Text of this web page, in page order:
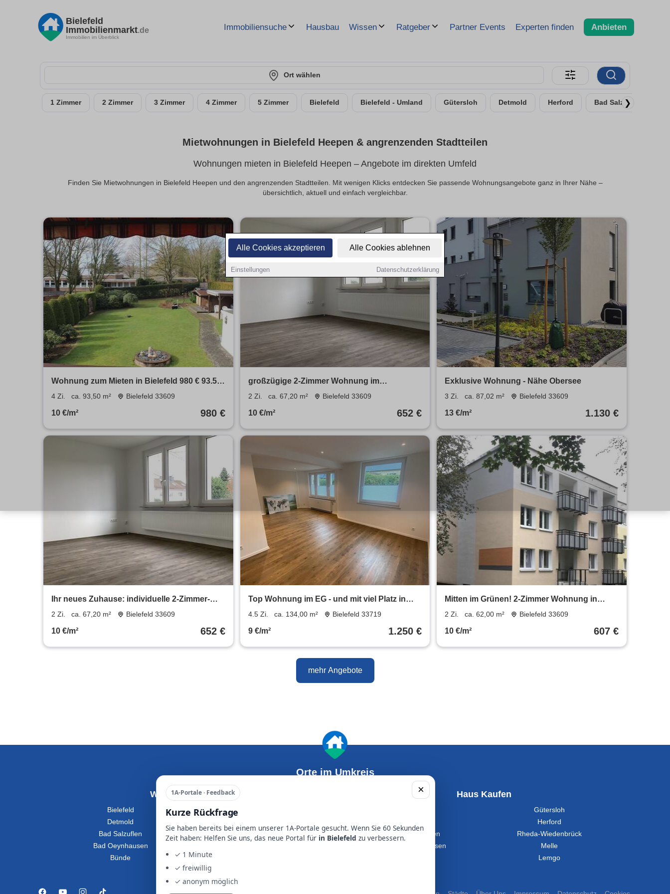
Alle Cookies akzeptieren Alle Cookies ablehnen
Einstellungen Datenschutzerklärung
Bielefeld
Immobilienmarkt.de
Immobilien im Überblick
Immobiliensuche Hausbau Wissen Ratgeber Partner Events Experten finden Anbieten
Ort wählen
1 Zimmer 2 Zimmer 3 Zimmer 4 Zimmer 5 Zimmer Bielefeld Bielefeld - Umland Gütersloh Detmold Herford Bad Salzuflen
❯
Mietwohnungen in Bielefeld Heepen & angrenzenden Stadtteilen
Wohnungen mieten in Bielefeld Heepen – Angebote im direkten Umfeld
Finden Sie Mietwohnungen in Bielefeld Heepen und den angrenzenden Stadtteilen. Mit wenigen Klicks entdecken Sie passende Wohnungsangebote ganz in Ihrer Nähe –
übersichtlich, aktuell und einfach vergleichbar.
Wohnung zum Mieten in Bielefeld 980 € 93.5
m²
4 Zi. ca. 93,50 m² Bielefeld 33609
10 €/m² 980 €
großzügige 2-Zimmer Wohnung im
Erdgeschoss mit Balkon!
2 Zi. ca. 67,20 m² Bielefeld 33609
10 €/m² 652 €
Exklusive Wohnung - Nähe Obersee
3 Zi. ca. 87,02 m² Bielefeld 33609
13 €/m² 1.130 €
Ihr neues Zuhause: individuelle 2-Zimmer-
Wohnung mit Balkon
2 Zi. ca. 67,20 m² Bielefeld 33609
10 €/m² 652 €
Top Wohnung im EG - und mit viel Platz in
Heepen!
4.5 Zi. ca. 134,00 m² Bielefeld 33719
9 €/m² 1.250 €
Mitten im Grünen! 2-Zimmer Wohnung in
Bielefeld Baumheide
2 Zi. ca. 62,00 m² Bielefeld 33609
10 €/m² 607 €
mehr Angebote
×
1A-Portale · Feedback
Kurze Rückfrage
Sie haben bereits bei einem unserer 1A-Portale gesucht. Wenn Sie 60 Sekunden
Zeit haben: Helfen Sie uns, das neue Portal für in Bielefeld zu verbessern.
✓ 1 Minute
✓ freiwillig
✓ anonym möglich
Orte im Umkreis
Wohnung Mieten
Bielefeld
Gütersloh
Detmold
Bad Salzuflen
Rheda-Wiedenbrück
Bad Oeynhausen
Bünde
Haus Kaufen
Gütersloh
Herford
Bad Salzuflen
Rheda-Wiedenbrück
Bad Oeynhausen
Melle
Lemgo